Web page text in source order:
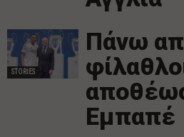
STORIES
Πάνω
Εμπαπέ